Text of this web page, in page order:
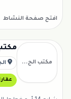
افتح صفحة النشاط
مكتب الح...